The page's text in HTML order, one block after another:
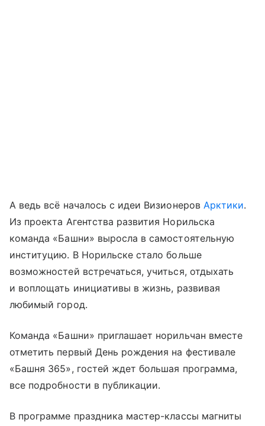
А ведь всё началось с идеи Визионеров Арктики.
Из проекта Агентства развития Норильска
команда «Башни» выросла в самостоятельную
институцию. В Норильске стало больше
возможностей встречаться, учиться, отдыхать
и воплощать инициативы в жизнь, развивая
любимый город.
Команда «Башни» приглашает норильчан вместе
отметить первый День рождения на фестивале
«Башня 365», гостей ждет большая программа,
все подробности в публикации.
В программе праздника мастер-классы магниты